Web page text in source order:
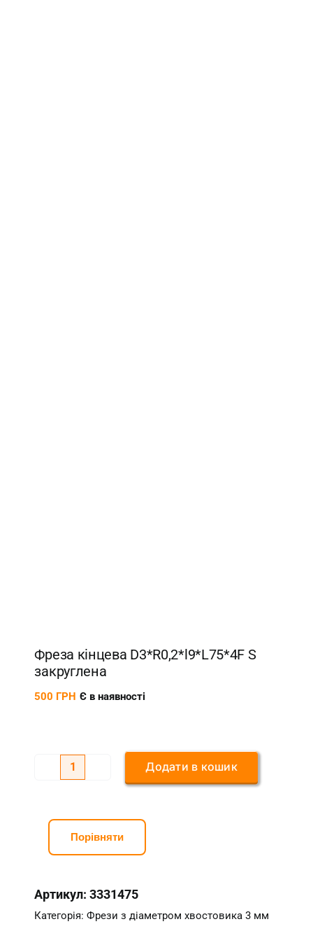
Фреза кінцева D3*R0,2*l9*L75*4F S
закруглена
500 ГРН Є в наявності
S
закруглена
Додати в кошик
Порівняти
Артикул:3331475
Категорія:Фрези з діаметром хвостовика 3 мм